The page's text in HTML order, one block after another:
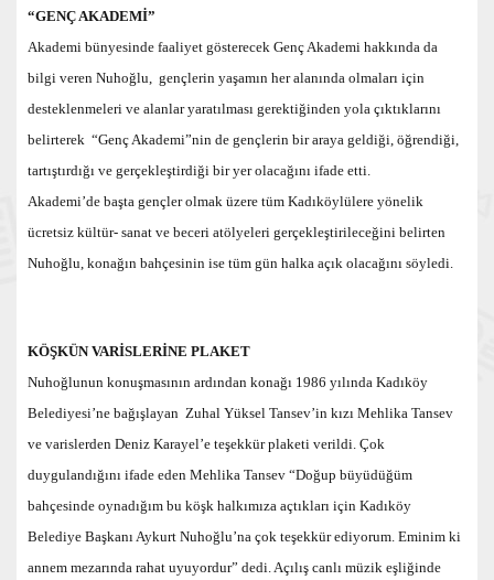
“GENÇ AKADEMİ”
Akademi bünyesinde faaliyet gösterecek Genç Akademi hakkında da
bilgi veren Nuhoğlu, gençlerin yaşamın her alanında olmaları için
desteklenmeleri ve alanlar yaratılması gerektiğinden yola çıktıklarını
belirterek “Genç Akademi”nin de gençlerin bir araya geldiği, öğrendiği,
tartıştırdığı ve gerçekleştirdiği bir yer olacağını ifade etti.
Akademi’de başta gençler olmak üzere tüm Kadıköylülere yönelik
ücretsiz kültür- sanat ve beceri atölyeleri gerçekleştirileceğini belirten
Nuhoğlu, konağın bahçesinin ise tüm gün halka açık olacağını söyledi.
KÖŞKÜN VARİSLERİNE PLAKET
Nuhoğlunun konuşmasının ardından konağı 1986 yılında Kadıköy
Belediyesi’ne bağışlayan Zuhal Yüksel Tansev’in kızı Mehlika Tansev
ve varislerden Deniz Karayel’e teşekkür plaketi verildi. Çok
duygulandığını ifade eden Mehlika Tansev “Doğup büyüdüğüm
bahçesinde oynadığım bu köşk halkımıza açtıkları için Kadıköy
Belediye Başkanı Aykurt Nuhoğlu’na çok teşekkür ediyorum. Eminim ki
annem mezarında rahat uyuyordur” dedi. Açılış canlı müzik eşliğinde